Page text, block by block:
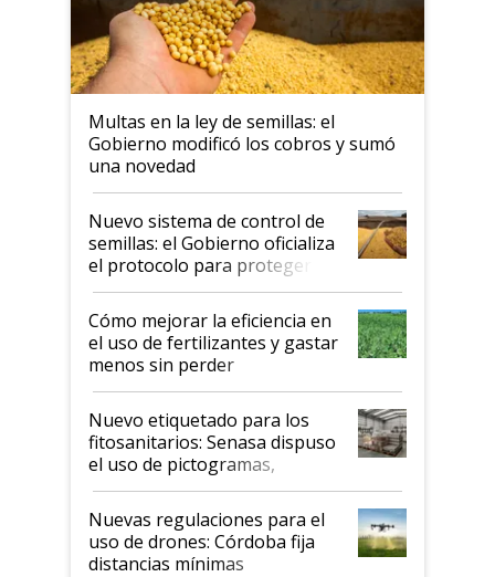
Multas en la ley de semillas: el
Gobierno modificó los cobros y sumó
una novedad
Nuevo sistema de control de
semillas: el Gobierno oficializa
el protocolo para proteger la
propiedad intelectual
Cómo mejorar la eficiencia en
el uso de fertilizantes y gastar
menos sin perder
productividad en la campaña
fina
Nuevo etiquetado para los
fitosanitarios: Senasa dispuso
el uso de pictogramas,
palabras de advertencia e
indicaciones
Nuevas regulaciones para el
uso de drones: Córdoba fija
distancias mínimas